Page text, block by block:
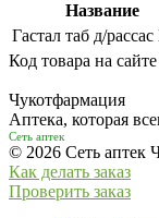
Название
Гастал таб д/
Код товара на
Чукотфармация
Аптека, которая
Сеть аптек
© 2026 Сеть аптек
Как делать заказ
Проверить заказ